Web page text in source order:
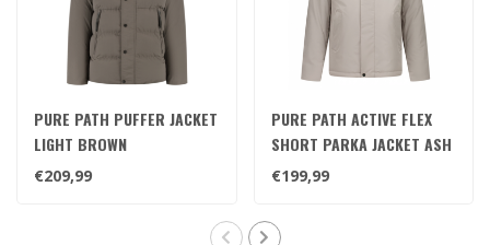
PURE PATH PUFFER JACKET
LIGHT BROWN
€209,99
PURE PATH ACTIVE FLEX
SHORT PARKA JACKET ASH
GREY
€199,99